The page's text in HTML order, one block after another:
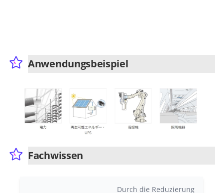
Anwendungsbeispiel
Fachwissen
Durch die Reduzierung